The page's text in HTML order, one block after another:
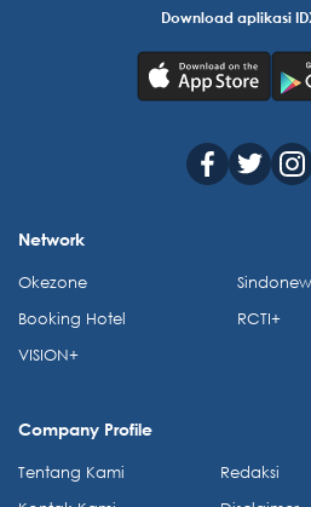
Download aplikasi
Network
Okezone
Booking Hotel
VISION+
RCTI+
Company Profile
Tentang Kami
Redaksi